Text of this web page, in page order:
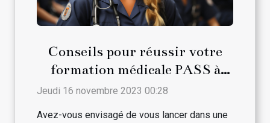
Conseils pour réussir votre
formation médicale PASS à
Besançon
Jeudi 16 novembre 2023 00:28
Avez-vous envisagé de vous lancer dans une